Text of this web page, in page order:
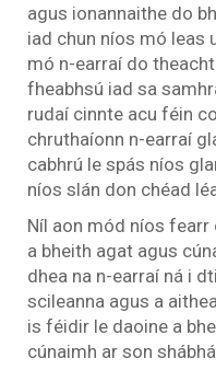
agus ionannaithe do
iad chun níos mó leas
mó n-earraí do
fheabhsú iad sa
rudaí cinnte acu féin
chruthaíonn n-earraí
cabhrú le spás níos
níos slán don chéad
Níl aon mód níos
a bheith agat agus
dhea na n-earraí ná i
scileanna agus a
is féidir le daoine a
cúnaimh ar son